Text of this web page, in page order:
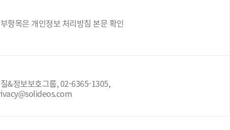
항목은 개인정보 처리방침 본문 확인
&정보보호그룹, 02-6365-1305,